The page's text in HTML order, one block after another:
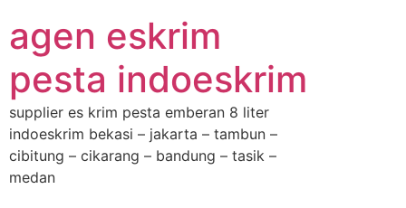
agen eskrim
pesta indoeskrim
supplier es krim pesta emberan 8 liter
indoeskrim bekasi – jakarta – tambun –
cibitung – cikarang – bandung – tasik –
medan